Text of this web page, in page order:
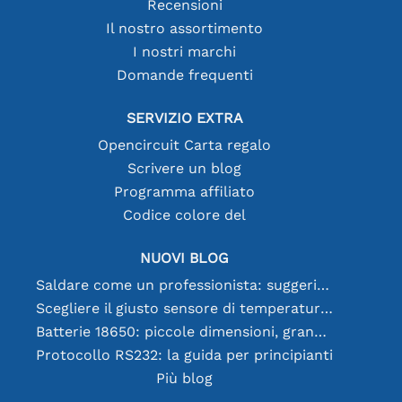
Recensioni
Il nostro assortimento
I nostri marchi
Domande frequenti
SERVIZIO EXTRA
Opencircuit Carta regalo
Scrivere un blog
Programma affiliato
Codice colore del
NUOVI BLOG
Saldare come un professionista: suggerimenti per connessioni elettroniche perfette
Scegliere il giusto sensore di temperatura [youtube]
Batterie 18650: piccole dimensioni, grandi prestazioni
Protocollo RS232: la guida per principianti
Più blog